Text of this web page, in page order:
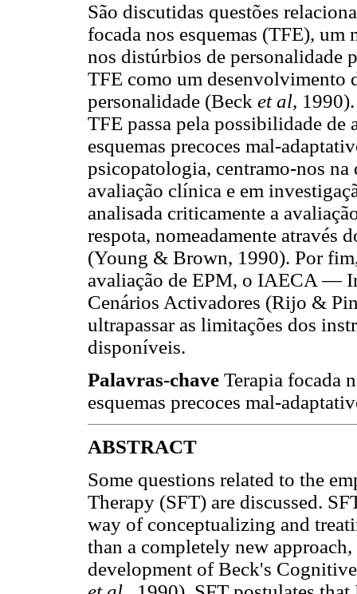
São discutidas questões
focada nos esquemas (TFE), um
nos distúrbios de personalidade
TFE como um desenvolvimento
personalidade (Beck et al,
TFE passa pela possibilidade
esquemas precoces mal-
psicopatologia, centramo-nos na
avaliação clínica e em
analisada criticamente a
respota, nomeadamente através
(Young & Brown, 1990). Por
avaliação de EPM, o IAECA —
Cenários Activadores (Rijo &
ultrapassar as limitações dos
disponíveis.
Palavras-chave Terapia focada
esquemas precoces mal-
ABSTRACT
Some questions related to the
Therapy (SFT) are discussed.
way of conceptualizing and
than a completely new
development of Beck's